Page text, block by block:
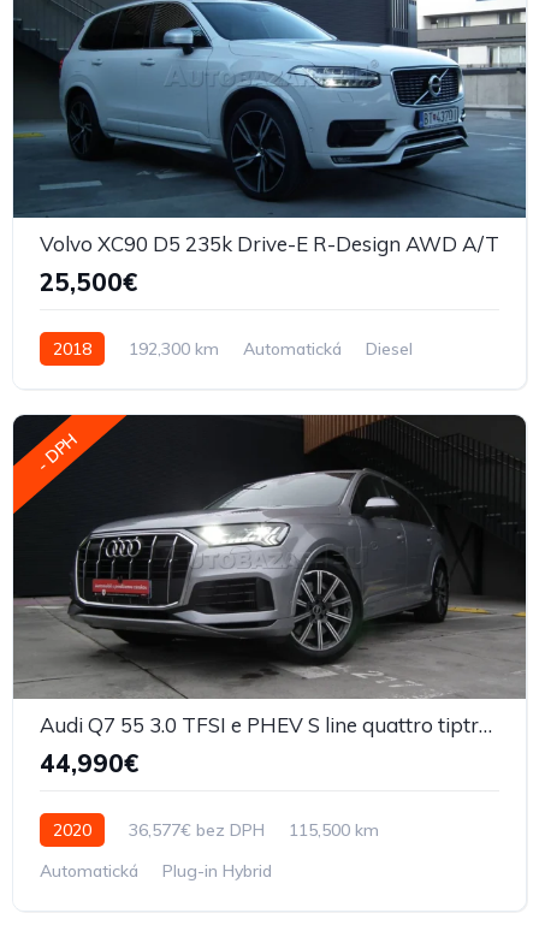
Volvo XC90 D5 235k Drive-E R-Design AWD A/T
25,500€
2018 192,300 km Automatická Diesel
- DPH
Audi Q7 55 3.0 TFSI e PHEV S line quattro tiptronic
44,990€
2020 36,577€ bez DPH
115,500 km
Automatická
Plug-in Hybrid